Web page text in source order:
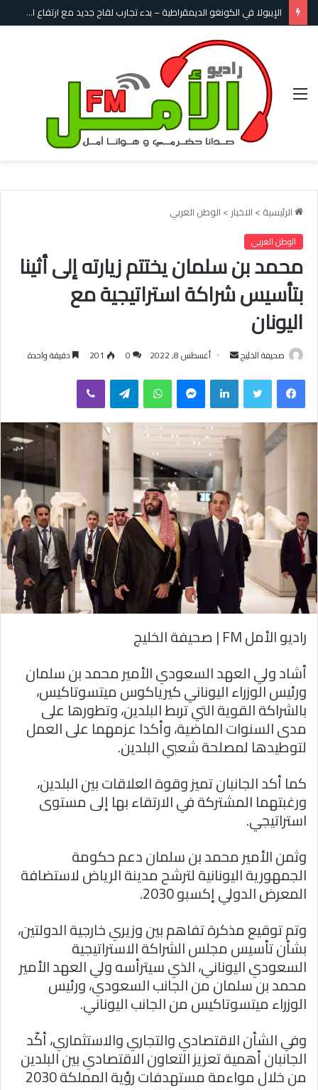
الإيبولا في الكونغو الديمقراطية – بدء تجارب لقاح جديد مع ارتفاع الإصابات والوفيات
القائمة
الرئيسية > الاخبار > الوطن العربي
الوطن العربي
محمد بن سلمان يختتم زيارته إلى أثينا
بتأسيس شراكة استراتيجية مع
اليونان
صحيفة الخليج
س
ل
ب
ر
ا
إ
ل
ك
ن
ي
أغسطس 8, 2022 0
201 دقيقة واحدة
فيسبوك لينكدإن واتساب تيلقرام
راديو الأمل FM | صحيفة الخليج
أشاد ولي العهد السعودي الأمير محمد بن سلمان
ورئيس الوزراء اليوناني كيرياكوس ميتسوتاكيس،
بالشراكة القوية التي تربط البلدين، وتطورها على
مدى السنوات الماضية، وأكدا عزمهما على العمل
لتوطيدها لمصلحة شعبي البلدين.
كما أكد الجانبان تميز وقوة العلاقات بين البلدين،
ورغبتهما المشتركة في الارتقاء بها إلى مستوى
استراتيجي.
وثمن الأمير محمد بن سلمان دعم حكومة
الجمهورية اليونانية لترشح مدينة الرياض لاستضافة
المعرض الدولي إكسبو 2030.
وتم توقيع مذكرة تفاهم بين وزيري خارجية الدولتين،
بشأن تأسيس مجلس الشراكة الاستراتيجية
السعودي اليوناني، الذي سيترأسه ولي العهد الأمير
محمد بن سلمان من الجانب السعودي، ورئيس
الوزراء ميتسوتاكيس من الجانب اليوناني.
وفي الشأن الاقتصادي والتجاري والاستثماري، أكّد
الجانبان أهمية تعزيز التعاون الاقتصادي بين البلدين
من خلال مواءمة مستهدفات رؤية المملكة 2030